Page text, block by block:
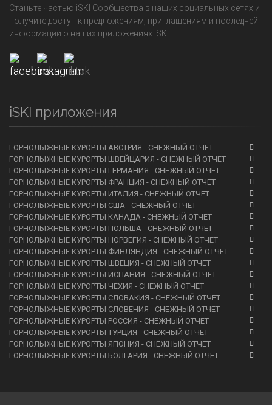
Станьте частью iSKI Сообщества в наших социальных сетях и
получите доступ к предложениям, приглашениям и последней
информации о наших приложениях iSKI.
iSKI приложения
ГОРНОЛЫЖНЫЕ КУРОРТЫ АВСТРИЯ - СНЕЖНЫЙ ОТЧЕТ
ГОРНОЛЫЖНЫЕ КУРОРТЫ ШВЕЙЦАРИЯ - СНЕЖНЫЙ ОТЧЕТ
ГОРНОЛЫЖНЫЕ КУРОРТЫ ГЕРМАНИЯ - СНЕЖНЫЙ ОТЧЕТ
ГОРНОЛЫЖНЫЕ КУРОРТЫ ФРАНЦИЯ - СНЕЖНЫЙ ОТЧЕТ
ГОРНОЛЫЖНЫЕ КУРОРТЫ ИТАЛИЯ - СНЕЖНЫЙ ОТЧЕТ
ГОРНОЛЫЖНЫЕ КУРОРТЫ США - СНЕЖНЫЙ ОТЧЕТ
ГОРНОЛЫЖНЫЕ КУРОРТЫ КАНАДА - СНЕЖНЫЙ ОТЧЕТ
ГОРНОЛЫЖНЫЕ КУРОРТЫ ПОЛЬША - СНЕЖНЫЙ ОТЧЕТ
ГОРНОЛЫЖНЫЕ КУРОРТЫ НОРВЕГИЯ - СНЕЖНЫЙ ОТЧЕТ
ГОРНОЛЫЖНЫЕ КУРОРТЫ ФИНЛЯНДИЯ - СНЕЖНЫЙ ОТЧЕТ
ГОРНОЛЫЖНЫЕ КУРОРТЫ ШВЕЦИЯ - СНЕЖНЫЙ ОТЧЕТ
ГОРНОЛЫЖНЫЕ КУРОРТЫ ИСПАНИЯ - СНЕЖНЫЙ ОТЧЕТ
ГОРНОЛЫЖНЫЕ КУРОРТЫ ЧЕХИЯ - СНЕЖНЫЙ ОТЧЕТ
ГОРНОЛЫЖНЫЕ КУРОРТЫ СЛОВАКИЯ - СНЕЖНЫЙ ОТЧЕТ
ГОРНОЛЫЖНЫЕ КУРОРТЫ СЛОВЕНИЯ - СНЕЖНЫЙ ОТЧЕТ
ГОРНОЛЫЖНЫЕ КУРОРТЫ РОССИЯ - СНЕЖНЫЙ ОТЧЕТ
ГОРНОЛЫЖНЫЕ КУРОРТЫ ТУРЦИЯ - СНЕЖНЫЙ ОТЧЕТ
ГОРНОЛЫЖНЫЕ КУРОРТЫ ЯПОНИЯ - СНЕЖНЫЙ ОТЧЕТ
ГОРНОЛЫЖНЫЕ КУРОРТЫ БОЛГАРИЯ - СНЕЖНЫЙ ОТЧЕТ